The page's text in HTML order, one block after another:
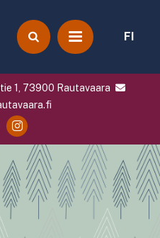
FI
1, 73900 Rautavaara